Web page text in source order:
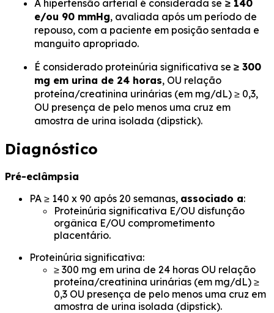
A hipertensão arterial é considerada se ≥ 140
e/ou 90 mmHg, avaliada após um período de
repouso, com a paciente em posição sentada e
manguito apropriado.
É considerado proteinúria significativa se ≥ 300
mg em urina de 24 horas, OU relação
proteína/creatinina urinárias (em mg/dL) ≥ 0,3,
OU presença de pelo menos uma cruz em
amostra de urina isolada (dipstick).
Diagnóstico
Pré-eclâmpsia
PA ≥ 140 x 90 após 20 semanas, associado a:
Proteinúria significativa E/OU disfunção
orgânica E/OU comprometimento
placentário.
Proteinúria significativa:
≥ 300 mg em urina de 24 horas OU relação
proteína/creatinina urinárias (em mg/dL) ≥
0,3 OU presença de pelo menos uma cruz em
amostra de urina isolada (dipstick).